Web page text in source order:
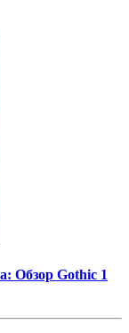
Обзор Gothic 1